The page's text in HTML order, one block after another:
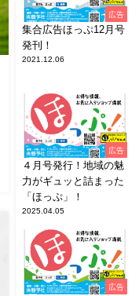
広告
集合広告ほっぷ12月号
発刊！
2021.12.06
広告
４月号発行！地域の魅
力がギュッと詰まった
「ほっぷ」！
2025.04.05
広告